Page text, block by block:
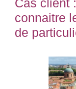
Cas client
connaitre
de